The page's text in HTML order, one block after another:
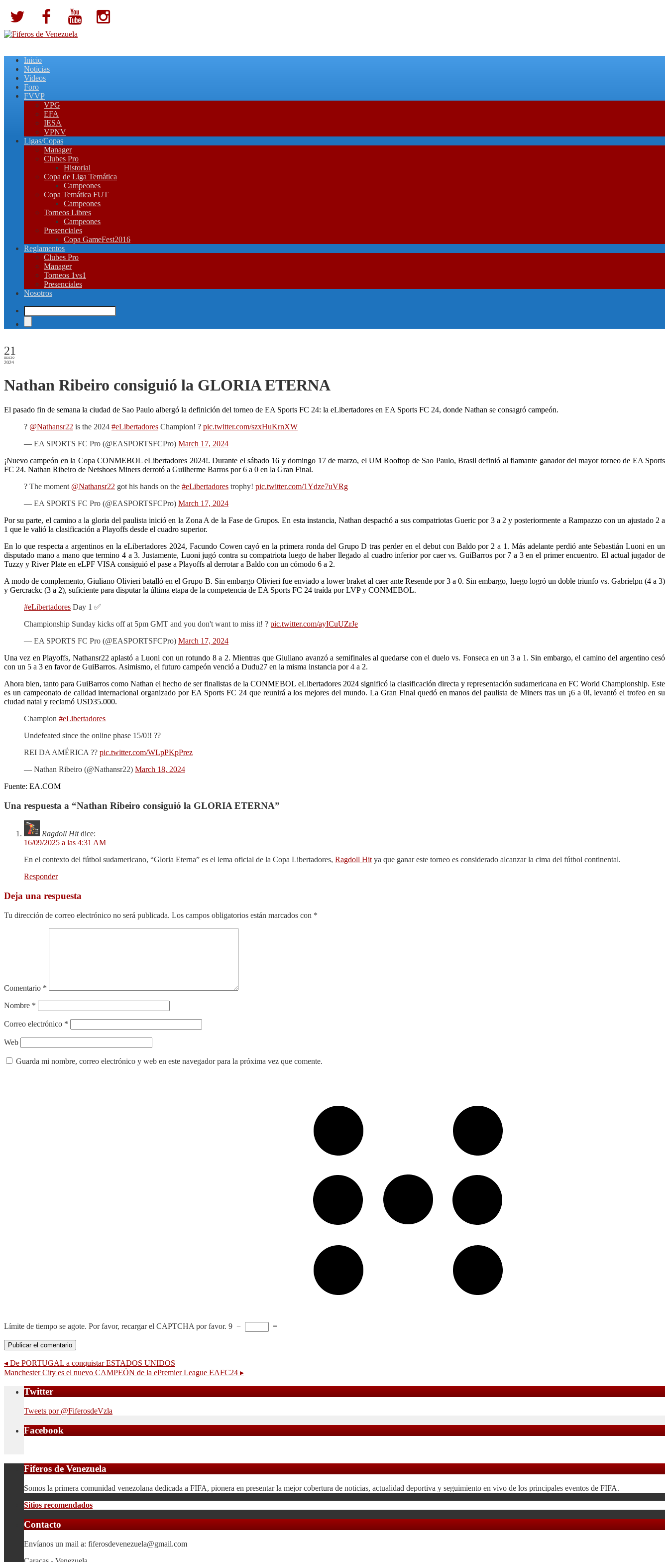
Inicio
Noticias
Videos
Foro
FVVP
VPG
EFA
IESA
VPNV
Ligas/Copas
Manager
Clubes Pro
Historial
Copa de Liga Temática
Campeones
Copa Temática FUT
Campeones
Torneos Libres
Campeones
Presenciales
Copa GameFest2016
Reglamentos
Clubes Pro
Manager
Torneos 1vs1
Presenciales
Nosotros
21
marzo
2024
Nathan Ribeiro consiguió la GLORIA ETERNA
El pasado fin de semana la ciudad de Sao Paulo albergó la definición del torneo de EA Sports FC 24: la eLibertadores en EA Sports FC 24, donde Nathan se consagró campeón.
? @Nathansr22 is the 2024 #eLibertadores Champion! ? pic.twitter.com/szxHuKrnXW
— EA SPORTS FC Pro (@EASPORTSFCPro) March 17, 2024
¡Nuevo campeón en la Copa CONMEBOL eLibertadores 2024!. Durante el sábado 16 y domingo 17 de marzo, el UM Rooftop de Sao Paulo, Brasil definió al flamante ganador del mayor torneo de EA Sports
FC 24. Nathan Ribeiro de Netshoes Miners derrotó a Guilherme Barros por 6 a 0 en la Gran Final.
? The moment @Nathansr22 got his hands on the #eLibertadores trophy! pic.twitter.com/1Ydze7uVRg
— EA SPORTS FC Pro (@EASPORTSFCPro) March 17, 2024
Por su parte, el camino a la gloria del paulista inició en la Zona A de la Fase de Grupos. En esta instancia, Nathan despachó a sus compatriotas Gueric por 3 a 2 y posteriormente a Rampazzo con un ajustado 2 a
1 que le valió la clasificación a Playoffs desde el cuadro superior.
En lo que respecta a argentinos en la eLibertadores 2024, Facundo Cowen cayó en la primera ronda del Grupo D tras perder en el debut con Baldo por 2 a 1. Más adelante perdió ante Sebastián Luoni en un
disputado mano a mano que termino 4 a 3. Justamente, Luoni jugó contra su compatriota luego de haber llegado al cuadro inferior por caer vs. GuiBarros por 7 a 3 en el primer encuentro. El actual jugador de
Tuzzy y River Plate en eLPF VISA consiguió el pase a Playoffs al derrotar a Baldo con un cómodo 6 a 2.
A modo de complemento, Giuliano Olivieri batalló en el Grupo B. Sin embargo Olivieri fue enviado a lower braket al caer ante Resende por 3 a 0. Sin embargo, luego logró un doble triunfo vs. Gabrielpn (4 a 3)
y Gercrackc (3 a 2), suficiente para disputar la última etapa de la competencia de EA Sports FC 24 traída por LVP y CONMEBOL.
#eLibertadores Day 1 ✅
Championship Sunday kicks off at 5pm GMT and you don't want to miss it! ? pic.twitter.com/ayICuUZrJe
— EA SPORTS FC Pro (@EASPORTSFCPro) March 17, 2024
Una vez en Playoffs, Nathansr22 aplastó a Luoni con un rotundo 8 a 2. Mientras que Giuliano avanzó a semifinales al quedarse con el duelo vs. Fonseca en un 3 a 1. Sin embargo, el camino del argentino cesó
con un 5 a 3 en favor de GuiBarros. Asimismo, el futuro campeón venció a Dudu27 en la misma instancia por 4 a 2.
Ahora bien, tanto para GuiBarros como Nathan el hecho de ser finalistas de la CONMEBOL eLibertadores 2024 significó la clasificación directa y representación sudamericana en FC World Championship. Este
es un campeonato de calidad internacional organizado por EA Sports FC 24 que reunirá a los mejores del mundo. La Gran Final quedó en manos del paulista de Miners tras un ¡6 a 0!, levantó el trofeo en su
ciudad natal y reclamó USD35.000.
Champion #eLibertadores
Undefeated since the online phase 15/0!! ??
REI DA AMÉRICA ?? pic.twitter.com/WLpPKpPrez
— Nathan Ribeiro (@Nathansr22) March 18, 2024
Fuente: EA.COM
Una respuesta a “Nathan Ribeiro consiguió la GLORIA ETERNA”
Ragdoll Hit dice:
16/09/2025 a las 4:31 AM
En el contexto del fútbol sudamericano, “Gloria Eterna” es el lema oficial de la Copa Libertadores, Ragdoll Hit ya que ganar este torneo es considerado alcanzar la cima del fútbol continental.
Responder
Deja una respuesta
Tu dirección de correo electrónico no será publicada. Los campos obligatorios están marcados con *
Comentario *
Nombre *
Correo electrónico *
Web
Guarda mi nombre, correo electrónico y web en este navegador para la próxima vez que comente.
Límite de tiempo se agote. Por favor, recargar el CAPTCHA por favor. 9 − =
◂ De PORTUGAL a conquistar ESTADOS UNIDOS
Manchester City es el nuevo CAMPEÓN de la ePremier League EAFC24 ▸
Twitter
Tweets por @FiferosdeVzla
Facebook
Fiferos de Venezuela
Somos la primera comunidad venezolana dedicada a FIFA, pionera en presentar la mejor cobertura de noticias, actualidad deportiva y seguimiento en vivo de los principales eventos de FIFA.
Sitios recomendados
Contacto
Envíanos un mail a: fiferosdevenezuela@gmail.com